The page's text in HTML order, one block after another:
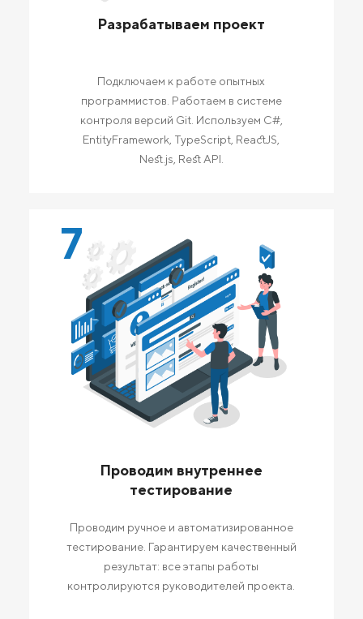
Разрабатываем проект
Подключаем к работе опытных
программистов. Работаем в системе
контроля версий Git. Используем C#,
EntityFramework, TypeScript, ReactJS,
Nest.js, Rest API.
7
Проводим внутреннее
тестирование
Проводим ручное и автоматизированное
тестирование. Гарантируем качественный
результат: все этапы работы
контролируются руководителей проекта.